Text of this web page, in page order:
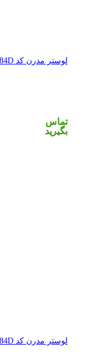
لوستر مدرن کد LX-884D قطر 60 و 40 لوسترسران
تماس
بگیرید
لوستر مدرن کد LX-884D قطر 80 و 60 و 40 لوسترسران